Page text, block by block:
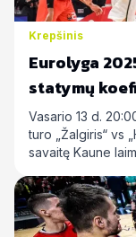
Krepšinis
Eurolyga
statymų
Vasario 13 d.
turo „Žalgiris“ vs
savaitę Kaune